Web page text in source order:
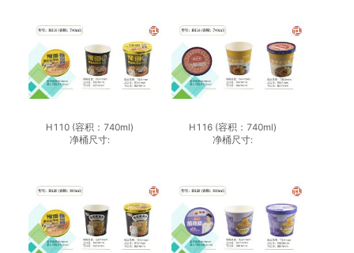
H110 (容积：740ml)
净桶尺寸:
H116 (容积：740ml)
净桶尺寸: